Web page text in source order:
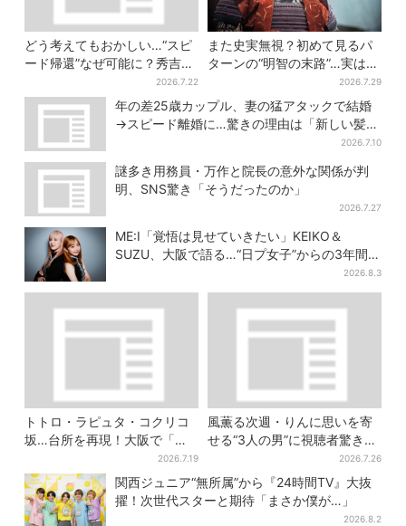
どう考えてもおかしい…“スピ
ード帰還”なぜ可能に？秀吉が
噂した、3人目の謀反人【豊臣
兄弟】
2026.7.22
また史実無視？初めて見るパ
ターンの“明智の末路”…実は、
ありえなくもない！？【豊臣
兄弟】
2026.7.29
年の差25歳カップル、妻の猛アタックで結婚
→スピード離婚に…驚きの理由は「新しい髪
2026.7.10
謎多き用務員・万作と院長の意外な関係が判
明、SNS驚き「そうだったのか」
2026.7.27
ME:I「覚悟は見せていきたい」KEIKO＆
SUZU、大阪で語る…“日プ女子”からの3年間
2026.8.3
トトロ・ラピュタ・コクリコ
坂…台所を再現！大阪で「ジ
ブリ」の世界に浸れる 「食」
の展示とは？
2026.7.19
風薫る次週・りんに思いを寄
せる“3人の男”に視聴者驚き
「みんな出ますやん！」2026.7.26
関西ジュニア“無所属”から『24時間TV』大抜
擢！次世代スターと期待「まさか僕が…」
2026.8.2